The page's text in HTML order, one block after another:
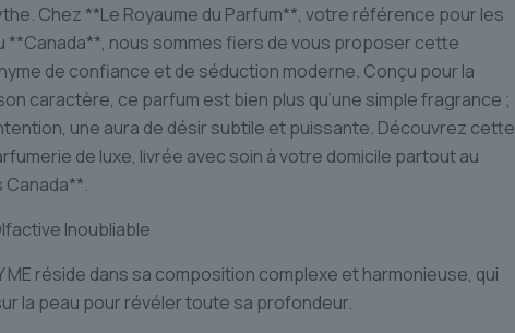
Chez **Le Royaume du Parfum**, votre référence pour les
**Canada**, nous sommes fiers de vous proposer cette
de confiance et de séduction moderne. Conçu pour la
caractère, ce parfum est bien plus qu’une simple fragrance ;
une aura de désir subtile et puissante. Découvrez cette
de luxe, livrée avec soin à votre domicile partout au
Canada**.
Inoubliable
ME réside dans sa composition complexe et harmonieuse, qui
la peau pour révéler toute sa profondeur.